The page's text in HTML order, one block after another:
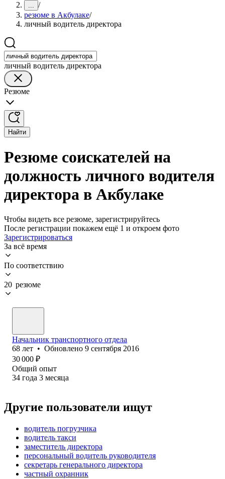
... /
резюме в Акбулаке/
личный водитель директора
личный водитель директора
Резюме
Найти
Резюме соискателей на
должность личного водителя
директора в Акбулаке
Чтобы видеть все резюме, зарегистрируйтесь
После регистрации покажем ещё 1 и откроем фото
Зарегистрироваться
За всё время
По соответствию
20 резюме
Начальник транспортного отдела
68 лет • Обновлено 9 сентября 2016
30 000 ₽
Общий опыт
34 года 3 месяца
Другие пользователи ищут
водитель погрузчика
водитель такси
заместитель директора
персональный водитель руководителя
секретарь генерального директора
частный охранник